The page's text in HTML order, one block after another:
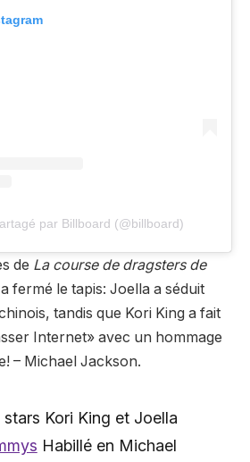
par Billboard (@billboard)
de La course de dragsters de
fermé le tapis: Joella a séduit
tandis que Kori King a fait
Internet» avec un hommage
– Michael Jackson.
Kori King et Joella
Habillé en Michael